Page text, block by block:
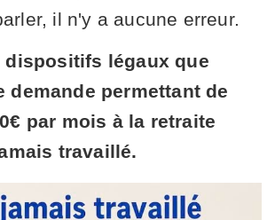
il n'y a aucune erreur.
dispositifs légaux que
demande permettant de
par mois à la retraite
travaillé.